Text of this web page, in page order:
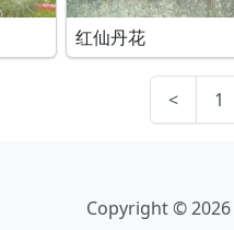
红仙丹花
< 1
Copyright © 2026